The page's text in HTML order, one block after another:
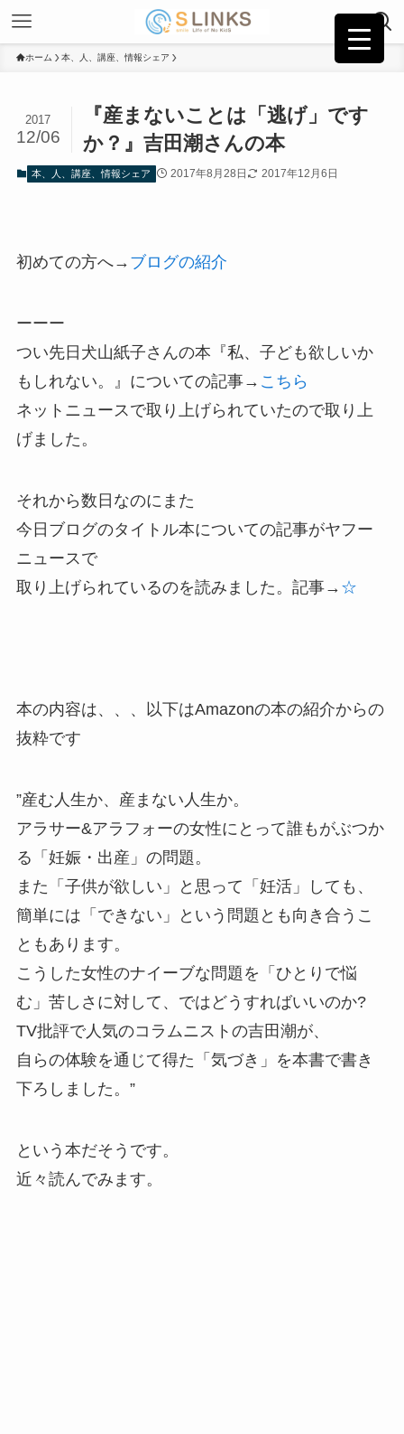
ホーム 本、人、講座、情報シェア
『産まないことは「逃げ」です
か？』吉田潮さんの本
2017
12/06
本、人、講座、情報シェア 2017年8月28日 2017年12月6日
初めての方へ→ ブログの紹介
ーーー
つい先日犬山紙子さんの本『私、子ども欲しいか
もしれない。』についての記事→ こちら
ネットニュースで取り上げられていたので取り上
げました。
それから数日なのにまた
今日ブログのタイトル本についての記事がヤフー
ニュースで
取り上げられているのを読みました。記事→ ☆
本の内容は、、、以下はAmazonの本の紹介からの
抜粋です
”産む人生か、産まない人生か。
アラサー&アラフォーの女性にとって誰もがぶつか
る「妊娠・出産」の問題。
また「子供が欲しい」と思って「妊活」しても、
簡単には「できない」という問題とも向き合うこ
ともあります。
こうした女性のナイーブな問題を「ひとりで悩
む」苦しさに対して、ではどうすればいいのか?
TV批評で人気のコラムニストの吉田潮が、
自らの体験を通じて得た「気づき」を本書で書き
下ろしました。”
という本だそうです。
近々読んでみます。